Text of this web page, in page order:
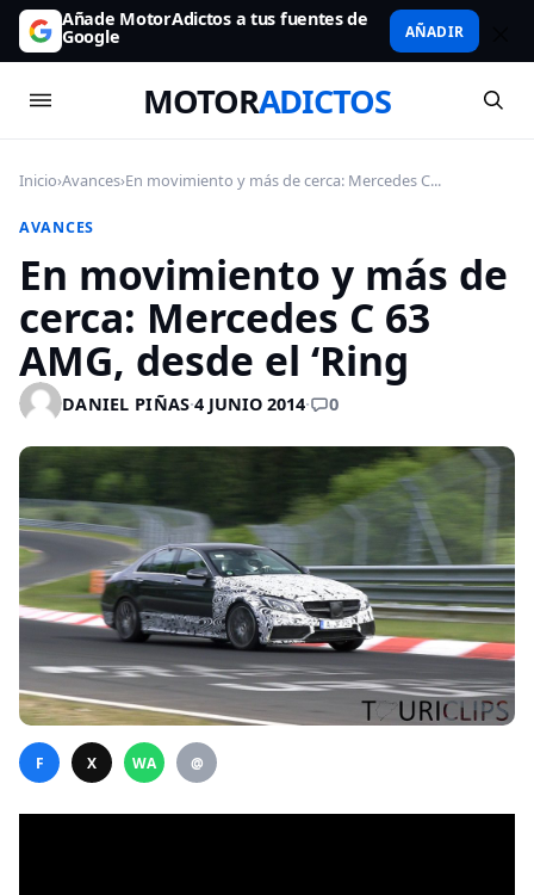
Añade MotorAdictos a tus fuentes de
Google AÑADIR
MOTORADICTOS
Inicio›Avances›En movimiento y más de cerca: Mercedes C...
AVANCES
En movimiento y más de
cerca: Mercedes C 63
AMG, desde el ‘Ring
DANIEL PIÑAS·4 JUNIO 2014· 0
F X WA @